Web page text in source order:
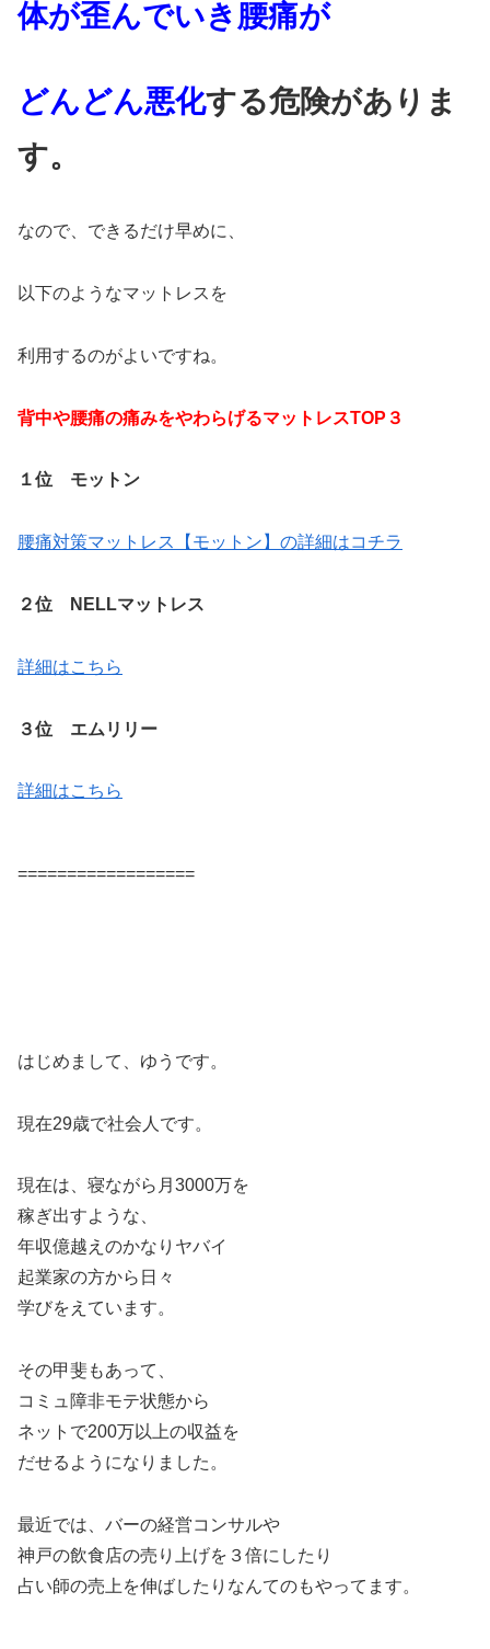
体が歪んでいき腰痛が
どんどん悪化する危険がありま
す。
なので、できるだけ早めに、
以下のようなマットレスを
利用するのがよいですね。
背中や腰痛の痛みをやわらげるマットレスTOP３
１位 モットン
腰痛対策マットレス【モットン】の詳細はコチラ
２位 NELLマットレス
詳細はこちら
３位 エムリリー
詳細はこちら
==================
はじめまして、ゆうです。
現在29歳で社会人です。
現在は、寝ながら月3000万を
稼ぎ出すような、
年収億越えのかなりヤバイ
起業家の方から日々
学びをえています。
その甲斐もあって、
コミュ障非モテ状態から
ネットで200万以上の収益を
だせるようになりました。
最近では、バーの経営コンサルや
神戸の飲食店の売り上げを３倍にしたり
占い師の売上を伸ばしたりなんてのもやってます。